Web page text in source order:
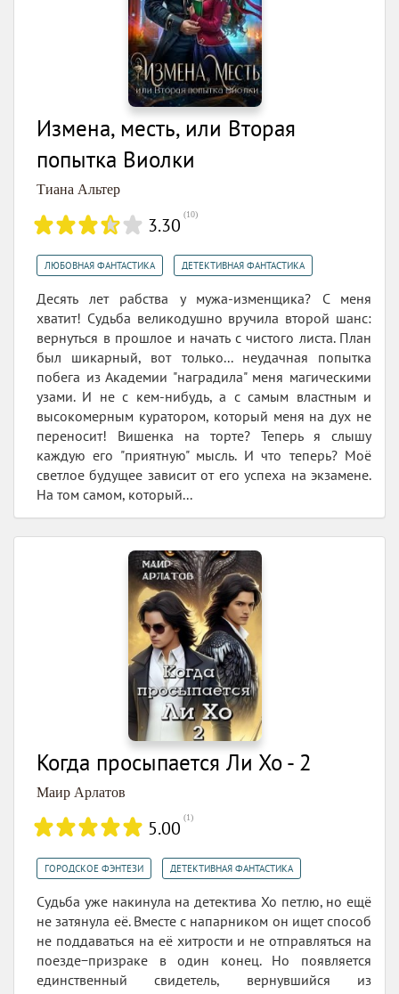
Измена, месть, или Вторая
попытка Виолки
Тиана Альтер
3.30 (10)
ЛЮБОВНАЯ ФАНТАСТИКА ДЕТЕКТИВНАЯ ФАНТАСТИКА
Десять лет рабства у мужа-изменщика? С меня
хватит! Судьба великодушно вручила второй шанс:
вернуться в прошлое и начать с чистого листа. План
был шикарный, вот только... неудачная попытка
побега из Академии "наградила" меня магическими
узами. И не с кем-нибудь, а с самым властным и
высокомерным куратором, который меня на дух не
переносит! Вишенка на торте? Теперь я слышу
каждую его "приятную" мысль. И что теперь? Моё
светлое будущее зависит от его успеха на экзамене.
На том самом, который...
Когда просыпается Ли Хо - 2
Маир Арлатов
5.00 (1)
ГОРОДСКОЕ ФЭНТЕЗИ ДЕТЕКТИВНАЯ ФАНТАСТИКА
Судьба уже накинула на детектива Хо петлю, но ещё
не затянула её. Вместе с напарником он ищет способ
не поддаваться на её хитрости и не отправляться на
поезде−призраке в один конец. Но появляется
единственный свидетель, вернувшийся из